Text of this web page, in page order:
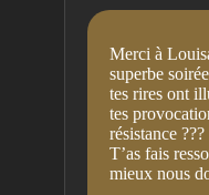
Merci à
superbe
tes rires ont
tes
résistance ???
T’as fais
mieux nous